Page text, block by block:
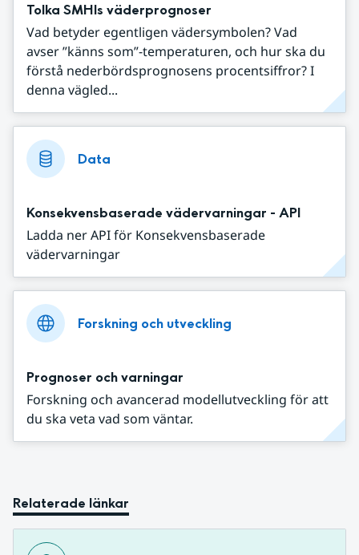
Tolka SMHIs väderprognoser
Vad betyder egentligen vädersymbolen? Vad
avser ”känns som”-temperaturen, och hur ska du
förstå nederbördsprognosens procentsiffror? I
denna vägled...
Data
Konsekvensbaserade vädervarningar - API
Ladda ner API för Konsekvensbaserade
vädervarningar
Forskning och utveckling
Prognoser och varningar
Forskning och avancerad modellutveckling för att
du ska veta vad som väntar.
Relaterade länkar